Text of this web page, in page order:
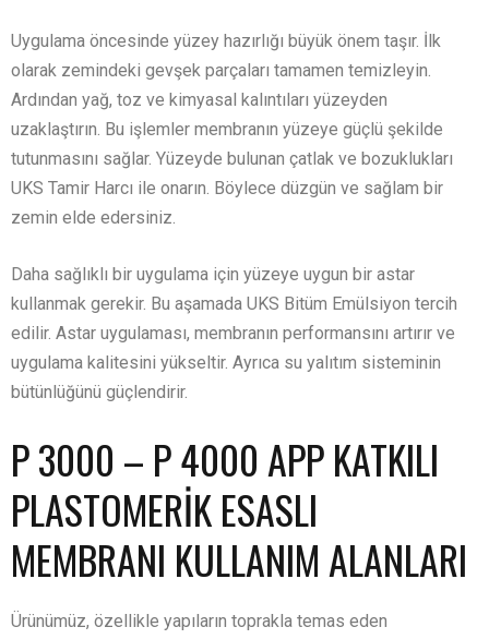
Uygulama öncesinde yüzey hazırlığı büyük önem taşır. İlk
olarak zemindeki gevşek parçaları tamamen temizleyin.
Ardından yağ, toz ve kimyasal kalıntıları yüzeyden
uzaklaştırın. Bu işlemler membranın yüzeye güçlü şekilde
tutunmasını sağlar. Yüzeyde bulunan çatlak ve bozuklukları
UKS Tamir Harcı ile onarın. Böylece düzgün ve sağlam bir
zemin elde edersiniz.
Daha sağlıklı bir uygulama için yüzeye uygun bir astar
kullanmak gerekir. Bu aşamada UKS Bitüm Emülsiyon tercih
edilir. Astar uygulaması, membranın performansını artırır ve
uygulama kalitesini yükseltir. Ayrıca su yalıtım sisteminin
bütünlüğünü güçlendirir.
P 3000 – P 4000 APP KATKILI
PLASTOMERİK ESASLI
MEMBRANI KULLANIM ALANLARI
Ürünümüz, özellikle yapıların toprakla temas eden